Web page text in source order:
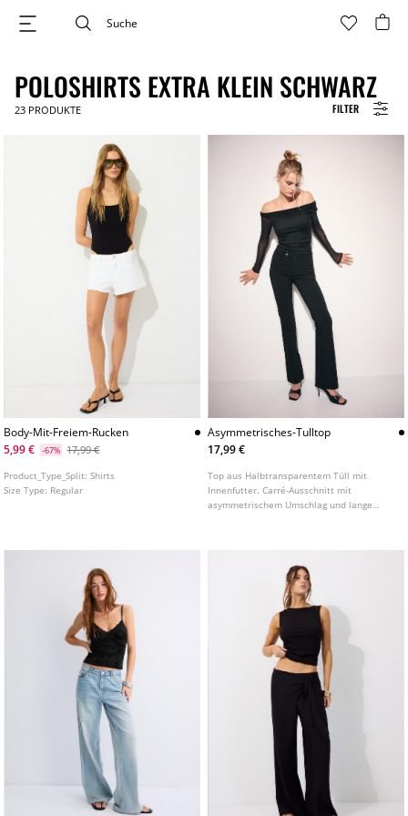
FILTER
POLOSHIRTS EXTRA KLEIN SCHWARZ
23 PRODUKTE
Body-Mit-Freiem-Rucken
5,99 €
-67% 17,99 €
Product_Type_Split:Shirts
Size Type: Regular
Asymmetrisches-Tulltop
17,99 €
Top aus Halbtransparentem Tüll mit
Innenfutter. Carré-Ausschnitt mit
asymmetrischem Umschlag und lange